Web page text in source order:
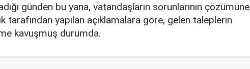
günden bu yana, vatandaşların sorunlarının çözümüne
tarafından yapılan açıklamalara göre, gelen taleplerin
kavuşmuş durumda.